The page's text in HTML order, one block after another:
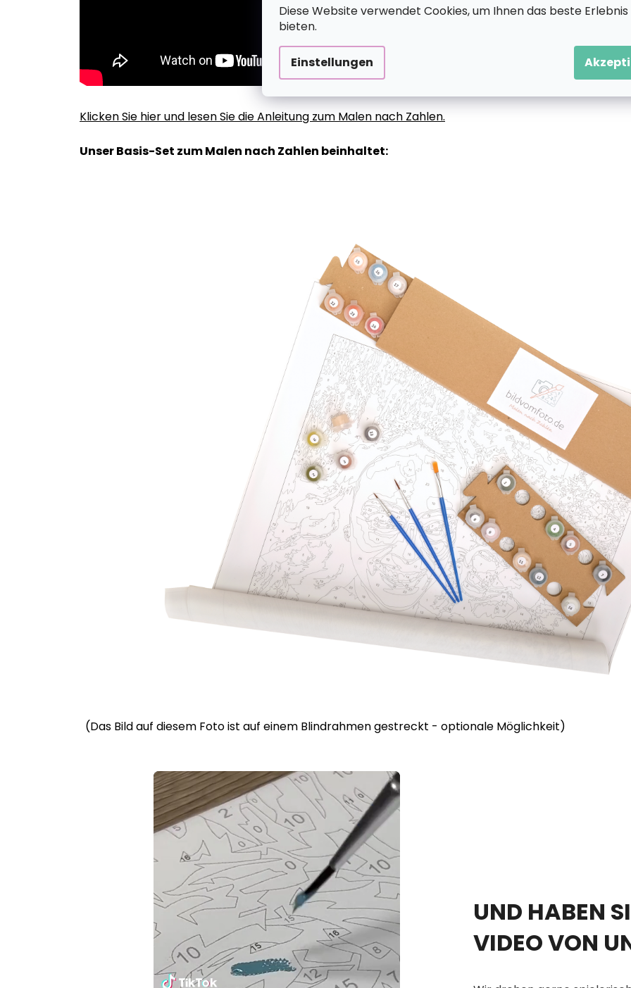
Diese Website verwendet Cookies, um Ihnen das beste Erlebnis
bieten.
Einstellungen
Klicken Sie hier und lesen Sie die Anleitung zum Malen nach Zahlen.
Unser Basis-Set zum Malen nach Zahlen beinhaltet:
(Das Bild auf diesem Foto ist auf einem Blindrahmen gestreckt - optionale Möglichkeit)
UND HABEN
VIDEO VON